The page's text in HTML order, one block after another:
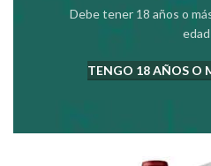
Debe tener 18 años o
TENGO 18 AÑOS O